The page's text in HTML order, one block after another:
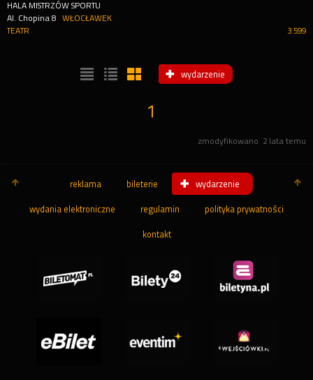
HALA MISTRZÓW SPORTU
Al. Chopina 8
WŁOCŁAWEK
3 599
TEATR
wydarzenie
1
zmodyfikowano 2 lata temu
reklama bileterie wydarzenie
wydania elektroniczne regulamin polityka prywatności
kontakt